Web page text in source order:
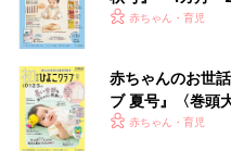
いっぱい！
赤ちゃん・育児
赤ちゃんのお世
ブ 夏号』〈巻頭
く！ おっぱい・
赤ちゃん・育児